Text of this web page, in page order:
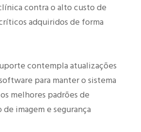
contra o alto custo de
adquiridos de forma
contempla atualizações
para manter o sistema
melhores padrões de
imagem e segurança